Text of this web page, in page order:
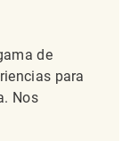
de
para
Nos